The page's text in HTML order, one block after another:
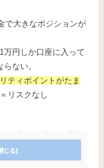
で大きなポジションが
円しか口座に入って
ない。
ティポイントがたま
リスクなし